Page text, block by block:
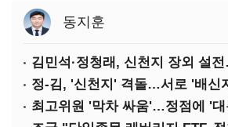
동지훈
정-김, '신천지' 격돌…서로 '배신